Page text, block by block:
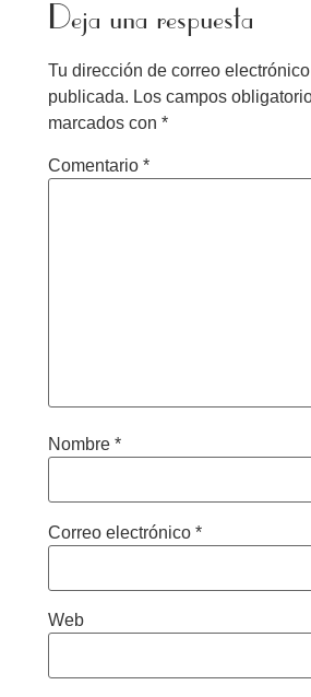
Deja una respuesta
Tu dirección de correo
publicada. Los campos
marcados con *
Comentario *
Nombre *
Correo electrónico *
Web